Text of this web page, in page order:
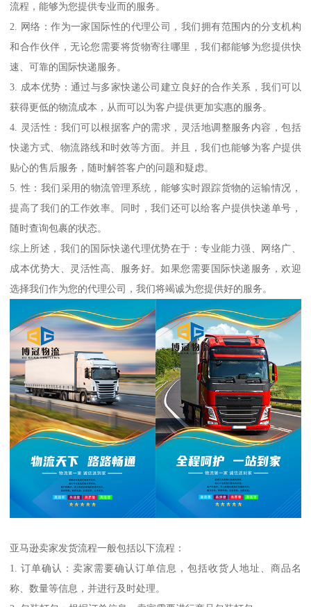
流程，能够为您提供专业而的服务。
2. 网络：作为一家国际性的代理公司，我们拥有范围内的分支机构
和合作伙伴，无论您需要将货物寄往哪里，我们都能够为您提供快
速、可靠的国际快递服务。
3. 成本优势：通过与多家快递公司建立良好的合作关系，我们可以
获得更低的物流成本，从而可以为客户提供更加实惠的服务。
4. 灵活性：我们可以根据客户的需求，灵活地调整服务内容，包括
快递方式、物流路线和时效等方面。并且，我们也能够为客户提供
贴心的售后服务，随时解答客户的问题和疑虑。
5. 性：我们采用的物流管理系统，能够实时跟踪货物的运输情况，
提高了我们的工作效率。同时，我们还可以给客户提供快递单号，
随时查询包裹的状态。
综上所述，我们的国际快递代理优势在于：专业能力强、网络广、
成本优势大、灵活性高、服务好。如果您需要国际快递服务，欢迎
选择我们作为您的代理公司，我们将竭诚为您提供好的服务。
亚马逊卖家发货流程一般包括以下流程：
1. 订单确认：卖家需要确认订单信息，包括收货人地址、商品名
称、数量等信息，并进行及时处理。